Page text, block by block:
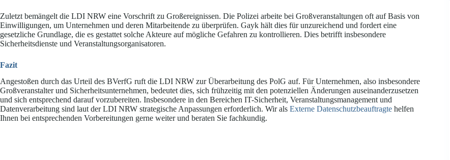
Zuletzt bemängelt die LDI NRW eine Vorschrift zu Großereignissen. Die Polizei arbeite bei Großveranstaltungen oft auf Basis von
Einwilligungen, um Unternehmen und deren Mitarbeitende zu überprüfen. Gayk hält dies für unzureichend und fordert eine
gesetzliche Grundlage, die es gestattet solche Akteure auf mögliche Gefahren zu kontrollieren. Dies betrifft insbesondere
Sicherheitsdienste und Veranstaltungsorganisatoren.
Fazit
Angestoßen durch das Urteil des BVerfG ruft die LDI NRW zur Überarbeitung des PolG auf. Für Unternehmen, also insbesondere
Großveranstalter und Sicherheitsunternehmen, bedeutet dies, sich frühzeitig mit den potenziellen Änderungen auseinanderzusetzen
und sich entsprechend darauf vorzubereiten. Insbesondere in den Bereichen IT-Sicherheit, Veranstaltungsmanagement und
Datenverarbeitung sind laut der LDI NRW strategische Anpassungen erforderlich. Wir als Externe Datenschutzbeauftragte helfen
Ihnen bei entsprechenden Vorbereitungen gerne weiter und beraten Sie fachkundig.